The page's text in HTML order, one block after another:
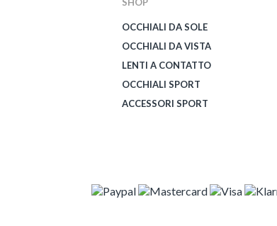
OCCHIALI DA SOLE
OCCHIALI DA VISTA
LENTI A CONTATTO
OCCHIALI SPORT
ACCESSORI SPORT